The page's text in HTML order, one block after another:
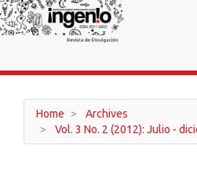
Main
Navigation
Main
Sidebar
Home
Archives
Vol. 3 No. 2 (2012): Julio -